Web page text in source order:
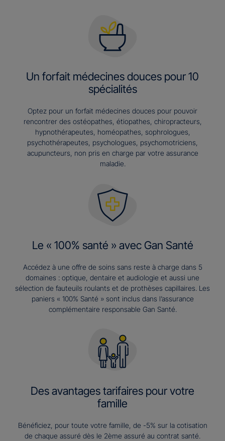
Un forfait médecines douces pour 10
spécialités
Optez pour un forfait médecines douces pour pouvoir
rencontrer des ostéopathes, étiopathes, chiropracteurs,
hypnothérapeutes, homéopathes, sophrologues,
psychothérapeutes, psychologues, psychomotriciens,
acupuncteurs, non pris en charge par votre assurance
maladie.
Le « 100% santé » avec Gan Santé
Accédez à une offre de soins sans reste à charge dans 5
domaines : optique, dentaire et audiologie et aussi une
sélection de fauteuils roulants et de prothèses capillaires. Les
paniers « 100% Santé » sont inclus dans l’assurance
complémentaire responsable Gan Santé.
Des avantages tarifaires pour votre
famille
Bénéficiez, pour toute votre famille, de -5% sur la cotisation
de chaque assuré dès le 2ème assuré au contrat santé.